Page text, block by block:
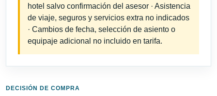
hotel salvo confirmación del asesor · Asistencia
de viaje, seguros y servicios extra no indicados
· Cambios de fecha, selección de asiento o
equipaje adicional no incluido en tarifa.
DECISIÓN DE COMPRA